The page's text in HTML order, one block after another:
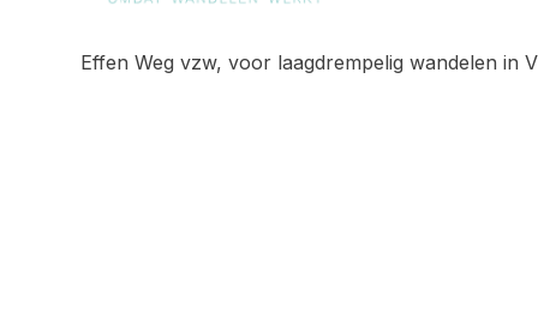
Effen Weg vzw, voor laagdrempelig wandelen in